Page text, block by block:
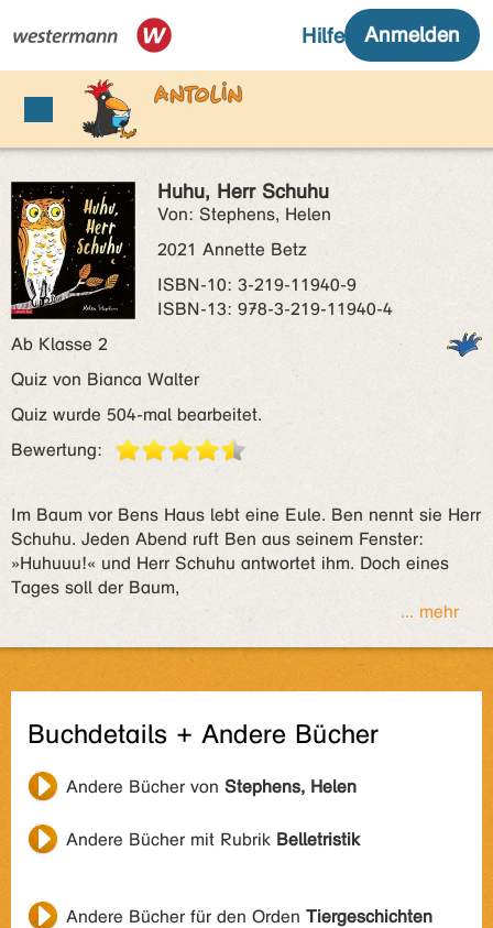
Huhu, Herr Schuhu
Von: Stephens, Helen
2021 Annette Betz
ISBN‑10: 3-219-11940-9
ISBN‑13: 978-3-219-11940-4
Ab Klasse 2
Quiz von Bianca Walter
Quiz wurde 504-mal bearbeitet.
Bewertung:
Im Baum vor Bens Haus lebt eine Eule. Ben nennt sie Herr
Schuhu. Jeden Abend ruft Ben aus seinem Fenster:
»Huhuuu!« und Herr Schuhu antwortet ihm. Doch eines
Tages soll der Baum,
... mehr
Buchdetails + Andere Bücher
Andere Bücher von Stephens, Helen
Andere Bücher mit Rubrik Belletristik
Andere Bücher für den Orden Tiergeschichten